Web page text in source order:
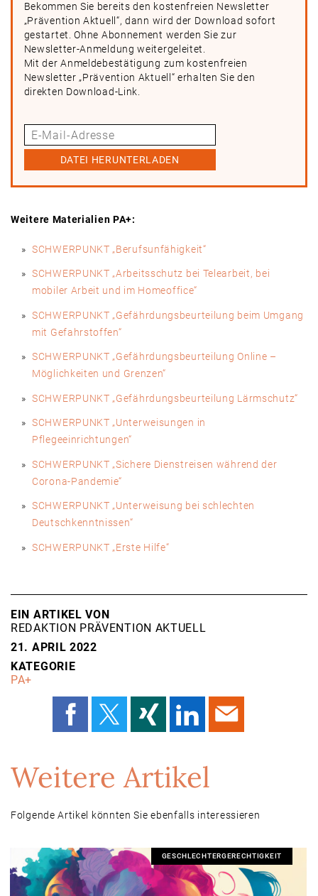
Bekommen Sie bereits den kostenfreien Newsletter
„Prävention Aktuell“, dann wird der Download sofort
gestartet. Ohne Abonnement werden Sie zur
Newsletter-Anmeldung weitergeleitet.
Mit der Anmeldebestätigung zum kostenfreien
Newsletter „Prävention Aktuell“ erhalten Sie den
direkten Download-Link.
DATEI HERUNTERLADEN
Weitere Materialien PA+:
SCHWERPUNKT „Berufsunfähigkeit“
SCHWERPUNKT „Arbeitsschutz bei Telearbeit, bei
mobiler Arbeit und im Homeoffice“
SCHWERPUNKT „Gefährdungsbeurteilung beim Umgang
mit Gefahrstoffen“
SCHWERPUNKT „Gefährdungs­beurteilung Online –
Möglichkeiten und Grenzen“
SCHWERPUNKT „Gefährdungsbeurteilung Lärmschutz“
SCHWERPUNKT „Unterweisungen in
Pflegeeinrichtungen“
SCHWERPUNKT „Sichere Dienstreisen während der
Corona-Pandemie“
SCHWERPUNKT „Unterweisung bei schlechten
Deutschkenntnissen“
SCHWERPUNKT „Erste Hilfe“
EIN ARTIKEL VON
REDAKTION PRÄVENTION AKTUELL
21. APRIL 2022
KATEGORIE
PA+
Weitere Artikel
Folgende Artikel könnten Sie ebenfalls interessieren
GESCHLECHTERGERECHTIGKEIT